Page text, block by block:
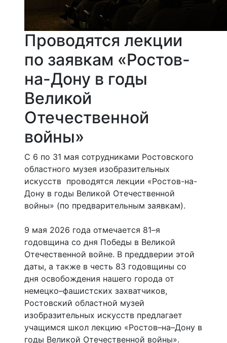
Проводятся лекции
по заявкам «Ростов-
на-Дону в годы
Великой
Отечественной
войны»
С 6 по 31 мая сотрудниками Ростовского
областного музея изобразительных
искусств проводятся лекции «Ростов-на-
Дону в годы Великой Отечественной
войны» (по предварительным заявкам).
9 мая 2026 года отмечается 81–я
годовщина со дня Победы в Великой
Отечественной войне. В преддверии этой
даты, а также в честь 83 годовщины со
дня освобождения нашего города от
немецко–фашистских захватчиков,
Ростовский областной музей
изобразительных искусств предлагает
учащимся школ лекцию «Ростов–на–Дону в
годы Великой Отечественной войны».